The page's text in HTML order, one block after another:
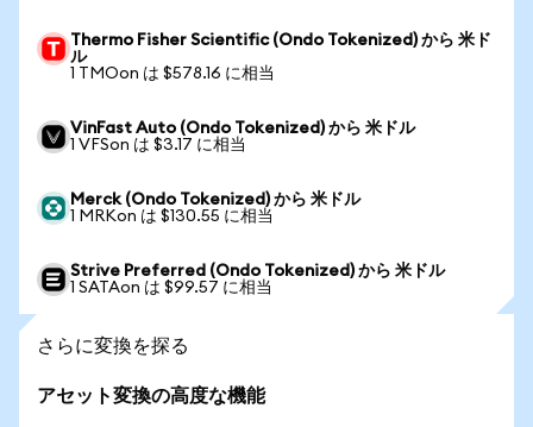
Thermo Fisher Scientific (Ondo Tokenized) から 米ド
ル
1 TMOon は $578.16 に相当
VinFast Auto (Ondo Tokenized) から 米ドル
1 VFSon は $3.17 に相当
Merck (Ondo Tokenized) から 米ドル
1 MRKon は $130.55 に相当
Strive Preferred (Ondo Tokenized) から 米ドル
1 SATAon は $99.57 に相当
さらに変換を探る
アセット変換の高度な機能